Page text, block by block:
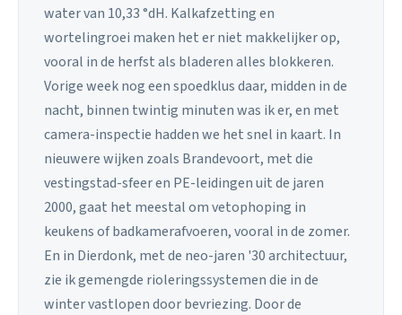
water van 10,33 °dH. Kalkafzetting en
wortelingroei maken het er niet makkelijker op,
vooral in de herfst als bladeren alles blokkeren.
Vorige week nog een spoedklus daar, midden in de
nacht, binnen twintig minuten was ik er, en met
camera-inspectie hadden we het snel in kaart. In
nieuwere wijken zoals Brandevoort, met die
vestingstad-sfeer en PE-leidingen uit de jaren
2000, gaat het meestal om vetophoping in
keukens of badkamerafvoeren, vooral in de zomer.
En in Dierdonk, met de neo-jaren '30 architectuur,
zie ik gemengde rioleringssystemen die in de
winter vastlopen door bevriezing. Door de